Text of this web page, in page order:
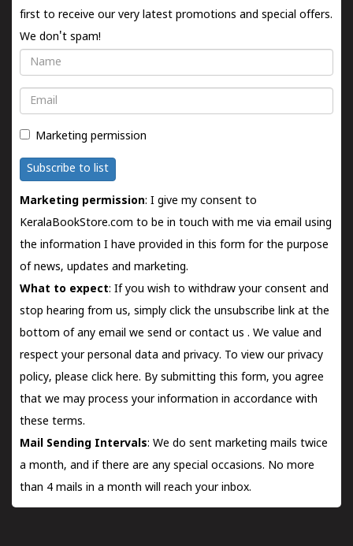
first to receive our very latest promotions and special offers.
We don't spam!
Name
Email
Marketing permission
Subscribe to list
Marketing permission: I give my consent to
KeralaBookStore.com to be in touch with me via email using
the information I have provided in this form for the purpose
of news, updates and marketing.
What to expect: If you wish to withdraw your consent and
stop hearing from us, simply click the unsubscribe link at the
bottom of any email we send orcontact us . We value and
respect your personal data and privacy. To view our privacy
policy, please click here. By submitting this form, you agree
that we may process your information in accordance with
these terms.
Mail Sending Intervals: We do sent marketing mails twice
a month, and if there are any special occasions. No more
than 4 mails in a month will reach your inbox.